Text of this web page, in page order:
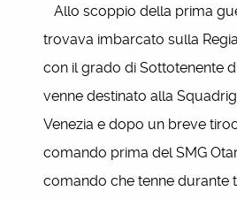
Allo scoppio della prima
trovava imbarcato sulla
con il grado di Sottotenente
venne destinato alla
Venezia e dopo un breve
comando prima del SMG
comando che tenne durante